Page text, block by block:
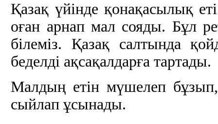
Қазақ үйінде қонақасылық
оған арнап мал сояды. Бұл
білеміз. Қазақ салтында
беделді ақсақалдарға тартады.
Малдың етін мүшелеп бұзып,
сыйлап ұсынады.